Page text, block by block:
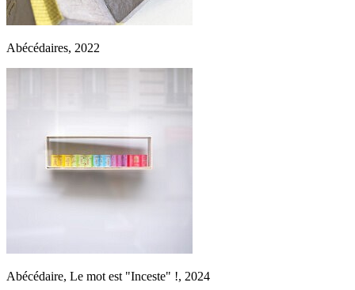
Abécédaires, 2022
Abécédaire, Le mot est "Inceste" !, 2024